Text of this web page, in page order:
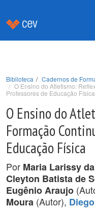
Biblioteca
Cadernos de
O Ensino do Atletismo:
Professores de Educação Física
O Ensino do
Formação
Educação Física
Por Maria Larissy
Cleyton Batista de
Eugênio Araujo
Moura (Autor),